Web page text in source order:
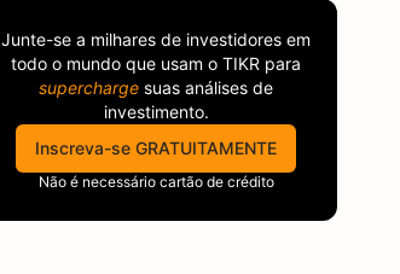
Junte-se a milhares de investidores em
todo o mundo que usam o TIKR para
supercharge suas análises de
investimento.
Inscreva-se GRATUITAMENTE
Não é necessário cartão de crédito